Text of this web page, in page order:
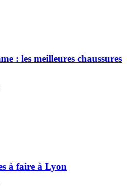
: les meilleures chaussures
à faire à Lyon